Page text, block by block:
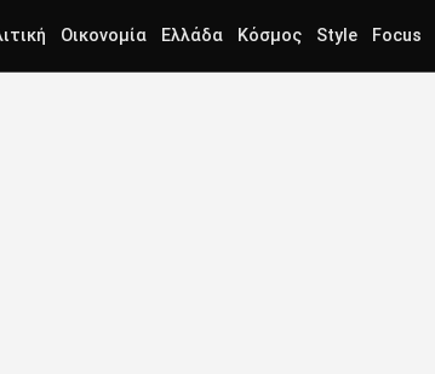
Οικονομία Ελλάδα Κόσμος Style Focus